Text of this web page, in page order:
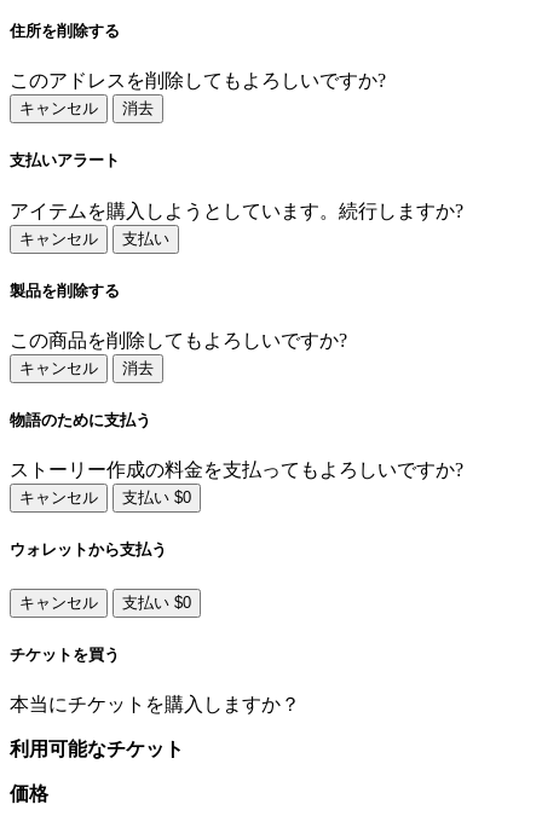
住所を削除する
このアドレスを削除してもよろしいですか?
キャンセル 消去
支払いアラート
アイテムを購入しようとしています。続行しますか?
キャンセル 支払い
製品を削除する
この商品を削除してもよろしいですか?
キャンセル 消去
物語のために支払う
ストーリー作成の料金を支払ってもよろしいですか?
キャンセル 支払い $0
ウォレットから支払う
キャンセル 支払い $0
チケットを買う
本当にチケットを購入しますか？
利用可能なチケット
価格